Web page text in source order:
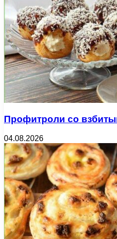
Профитроли со
04.08.2026